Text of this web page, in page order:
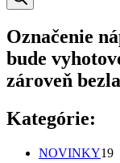
Označenie
bude
zároveň
Kategórie:
NOVINKY1919